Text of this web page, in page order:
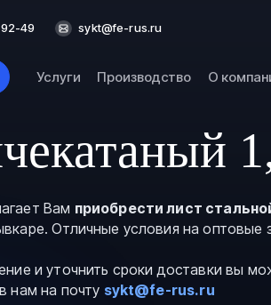
49 sykt@fe-rus.ru
Услуги Производство О
Вам приобрести лист
Отличные условия на оптовые
и уточнить сроки доставки вы
нам на почту sykt@fe-rus.ru